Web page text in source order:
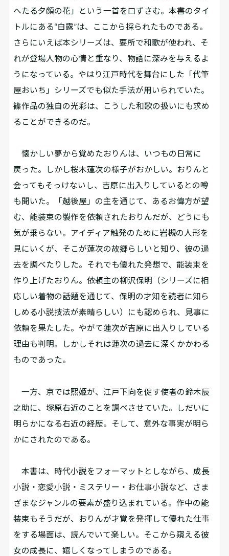
へたる夕顔の花」という一首を口ずさむ。本書のタイ
トルにある“白露”は、ここから採られたものである。
さらにいえば本シリーズは、要所で和歌が使われ、そ
れが登場人物の心情と重なり、物語に深みを与えるよ
うになっている。やはり江戸時代を舞台にした「代筆
屋おいち」シリーズでも似た手法が用いられていた。
篠作品の独自の光彩は、こうした和歌の扱いにも求め
ることができるのだ。
懐かしい夢から覚めたおりんは、いつもの日常に
戻った。しかし桜木蓮次の様子がおかしい。おりんと
会ってもそっけないし、吉原に出入りしているとの噂
も聞いた。「越後屋」の主を通じて、あるお偉方が望
む、能装束の製作を依頼されたおりんだが、どうにも
気が乗らない。アイディア触発のために岩槻の人形を
見にいくが、そこが蓮次の故郷らしいと知り、彼の過
去を調べたりした。それでも優れた発想で、能装束を
作り上げたおりん。依頼主の柳沢保明（シリーズに相
応しい着物の話題を通じて、保明の才知を読者に知ら
しめる小説技法が素晴らしい）にも認められ、見事に
依頼を果たした。やがて蓮次が吉原に出入りしている
理由も判明。しかしそれは蓮次の過去に深くかかわる
ものであった。
一方、京では熙姫が、江戸下向を促す使者の鈴木辰
之助に、塚原右近のことを調べさせていた。しだいに
明らかになる右近の経歴。そして、意外な事実が明ら
かにされたのである。
本書は、時代小説をフォーマットとしながら、成長
小説・恋愛小説・ミステリー・お仕事小説など、さま
ざまなジャンルの要素が盛り込まれている。作中の能
装束もそうだが、おりんが才覚を発揮して優れた仕事
をする場面は、読んでいて楽しい。そこから窺える彼
女の成長に、嬉しくなってしまうのである。